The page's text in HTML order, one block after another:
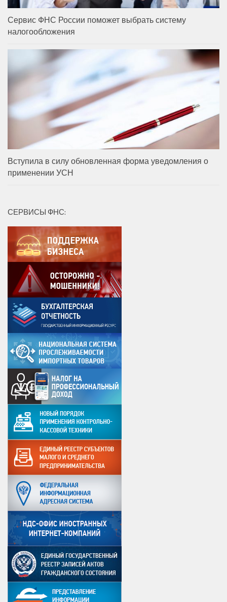
Сервис ФНС России поможет выбрать систему
налогообложения
Вступила в силу обновленная форма уведомления о
применении УСН
СЕРВИСЫ ФНС: